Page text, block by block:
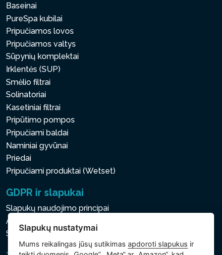
Baseinai
PureSpa kubilai
Pripučiamos lovos
Pripučiamos valtys
Sūpynių komplektai
Irklentės (SUP)
Smėlio filtrai
Solinatoriai
Kasetiniai filtrai
Pripūtimo pompos
Pripučiami baldai
Naminiai gyvūnai
Priedai
Pripučiami produktai (Wetset)
GDPR ir slapukai
Slapukų naudojimo principai
Asmens ir kitų tvarkomų duomenų apsaugos politika
Slapukų nustatymai
Slapukų nustatymai
Mums reikalingas jūsų sutikimasapdoroti slapukus ir